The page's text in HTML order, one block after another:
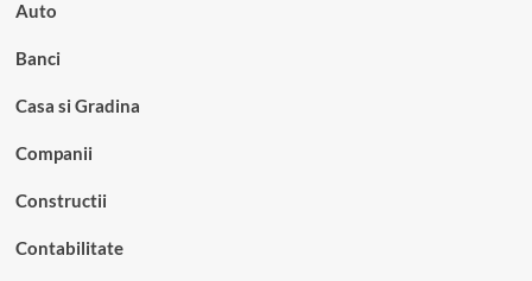
Auto
Banci
Casa si Gradina
Companii
Constructii
Contabilitate